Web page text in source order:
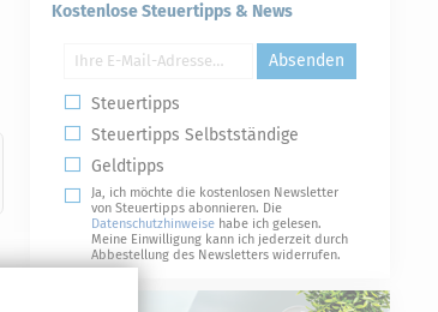
Kostenlose Steuertipps & News
Absenden
Steuertipps
Steuertipps Selbstständige
Geldtipps
Ja, ich möchte die kostenlosen Newsletter
von Steuertipps abonnieren. Die
Datenschutzhinweise habe ich gelesen.
Meine Einwilligung kann ich jederzeit durch
Abbestellung des Newsletters widerrufen.